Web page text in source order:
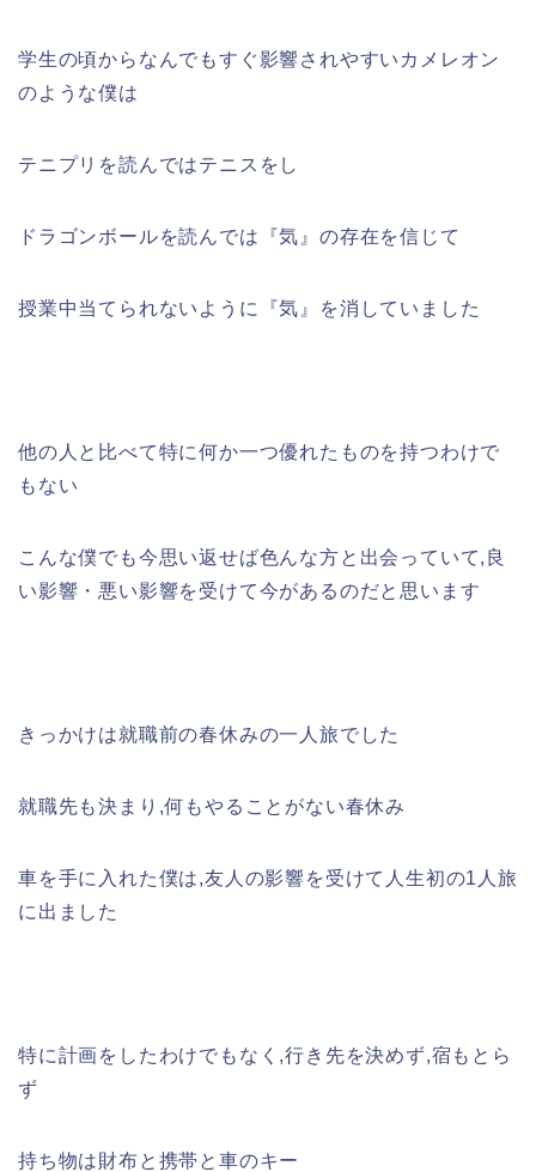
学生の頃からなんでもすぐ影響されやすいカメレオン
のような僕は
テニプリを読んではテニスをし
ドラゴンボールを読んでは『気』の存在を信じて
授業中当てられないように『気』を消していました
他の人と比べて特に何か一つ優れたものを持つわけで
もない
こんな僕でも今思い返せば色んな方と出会っていて,良
い影響・悪い影響を受けて今があるのだと思います
きっかけは就職前の春休みの一人旅でした
就職先も決まり,何もやることがない春休み
車を手に入れた僕は,友人の影響を受けて人生初の1人旅
に出ました
特に計画をしたわけでもなく,行き先を決めず,宿もとら
ず
持ち物は財布と携帯と車のキー